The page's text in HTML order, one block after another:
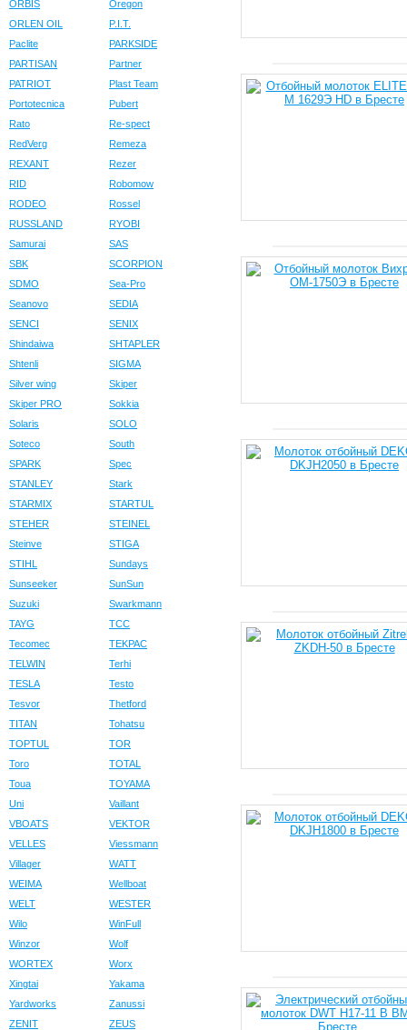
ORBIS
Oregon
ORLEN OIL
P.I.T.
Paclite
PARKSIDE
PARTISAN
Partner
PATRIOT
Plast Team
Portotecnica
Pubert
Rato
Re-spect
RedVerg
Remeza
REXANT
Rezer
RID
Robomow
RODEO
Rossel
RUSSLAND
RYOBI
Samurai
SAS
SBK
SCORPION
SDMO
Sea-Pro
Seanovo
SEDIA
SENCI
SENIX
Shindaiwa
SHTAPLER
Shtenli
SIGMA
Silver wing
Skiper
Skiper PRO
Sokkia
Solaris
SOLO
Soteco
South
SPARK
Spec
STANLEY
Stark
STARMIX
STARTUL
STEHER
STEINEL
Steinve
STIGA
STIHL
Sundays
Sunseeker
SunSun
Suzuki
Swarkmann
TAYG
TCC
Tecomec
TEKPAC
TELWIN
Terhi
TESLA
Testo
Tesvor
Thetford
TITAN
Tohatsu
TOPTUL
TOR
Toro
TOTAL
Toua
TOYAMA
Uni
Vaillant
VBOATS
VEKTOR
VELLES
Viessmann
Villager
WATT
WEIMA
Wellboat
WELT
WESTER
Wilo
WinFull
Winzor
Wolf
WORTEX
Worx
Xingtai
Yakama
Yardworks
Zanussi
ZENIT
ZEUS